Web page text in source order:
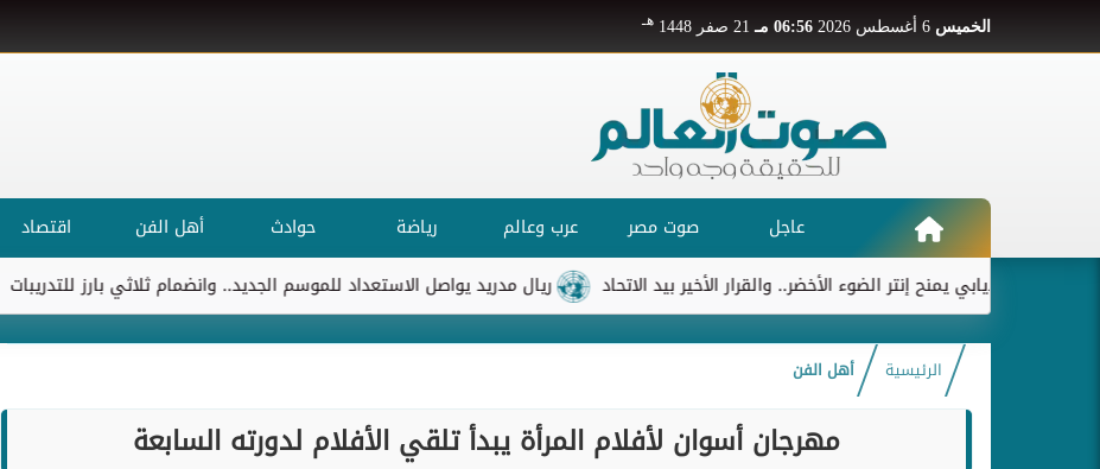
الخميس 06:56 مـ 21 صفر 1448 هـ
عاجل صوت مصر عرب وعالم رياضة حوادث أهل الفن اقتصاد
ريال مدريد يواصل الاستعداد للموسم الجديد.. وانضمام ثلاثي بارز للتدريبات ديابي يمنح إنتر الضوء الأخضر.. والقرار الأخير بيد الاتحاد
الرئيسية أهل الفن
مهرجان أسوان لأفلام المرأة يبدأ تلقي الأفلام لدورته السابعة